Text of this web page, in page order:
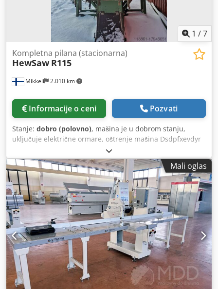
1 /7
Mikkeli 2.010 km
Kompletna pilana (stacionarna)
HewSaw R115
Informacije o ceni Pozvati
Stanje: dobro (polovno), mašina je u dobrom stanju,
uključuje električne ormare, oštrenje mašina Dsdpfxevdyr
Mali oglas